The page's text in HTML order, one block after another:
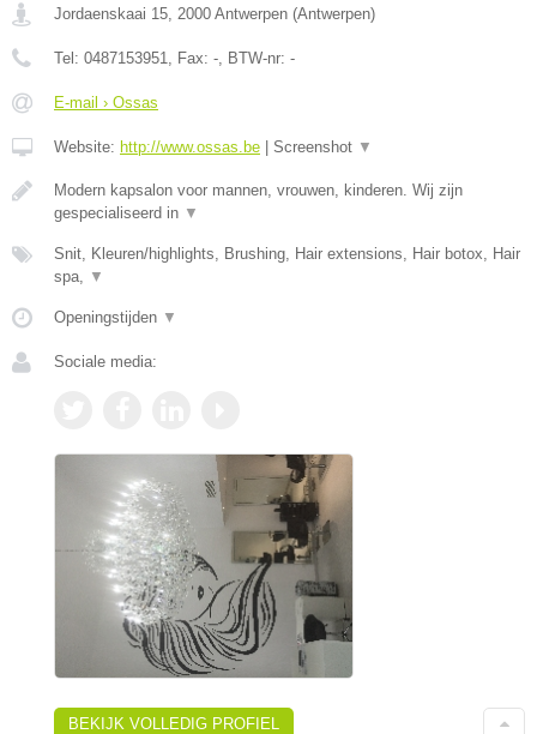
Jordaenskaai 15, 2000 Antwerpen (Antwerpen)
Tel: 0487153951, Fax: -, BTW-nr: -
E-mail › Ossas
Website: http://www.ossas.be Screenshot ▼
Modern kapsalon voor mannen, vrouwen, kinderen. Wij zijn
gespecialiseerd in ▼
Snit, Kleuren/highlights, Brushing, Hair extensions, Hair botox, Hair
spa, ▼
Openingstijden ▼
Sociale media:
BEKIJK VOLLEDIG PROFIEL